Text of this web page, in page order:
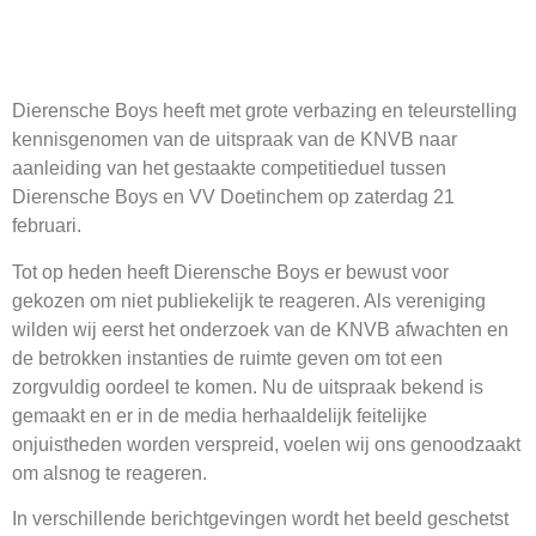
Dierensche Boys heeft met grote verbazing en teleurstelling
kennisgenomen van de uitspraak van de KNVB naar
aanleiding van het gestaakte competitieduel tussen
Dierensche Boys en VV Doetinchem op zaterdag 21
februari.
Tot op heden heeft Dierensche Boys er bewust voor
gekozen om niet publiekelijk te reageren. Als vereniging
wilden wij eerst het onderzoek van de KNVB afwachten en
de betrokken instanties de ruimte geven om tot een
zorgvuldig oordeel te komen. Nu de uitspraak bekend is
gemaakt en er in de media herhaaldelijk feitelijke
onjuistheden worden verspreid, voelen wij ons genoodzaakt
om alsnog te reageren.
In verschillende berichtgevingen wordt het beeld geschetst